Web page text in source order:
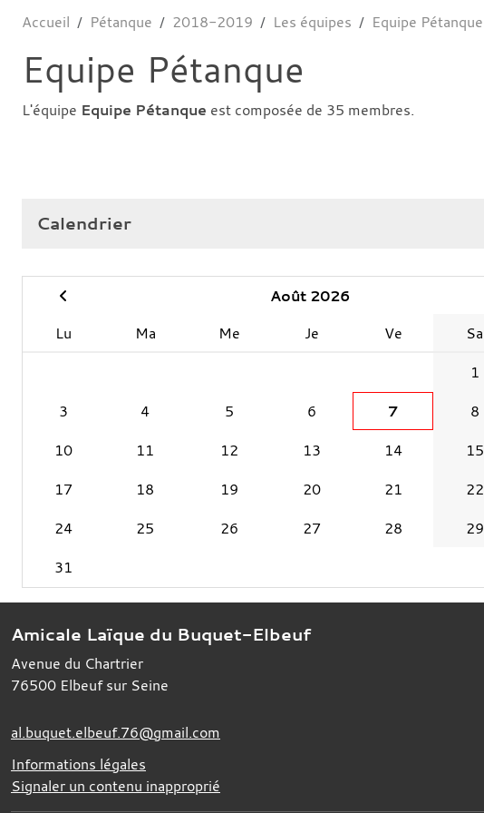
Accueil Pétanque 2018-2019 Les équipes Equipe Pétanque
Equipe Pétanque
L'équipe Equipe Pétanque est composée de 35 membres.
Calendrier
Août 2026
Lu
Ma Me Je Ve Sa
1
3
4 5 6 7 8
10
11 12 13 14 15
17
18 19 20 21 22
24
25 26 27 28 29
31
Amicale Laïque du Buquet-Elbeuf
Avenue du Chartrier
76500 Elbeuf sur Seine
al.buquet.elbeuf.76@gmail.com
Informations légales
Signaler un contenu inapproprié